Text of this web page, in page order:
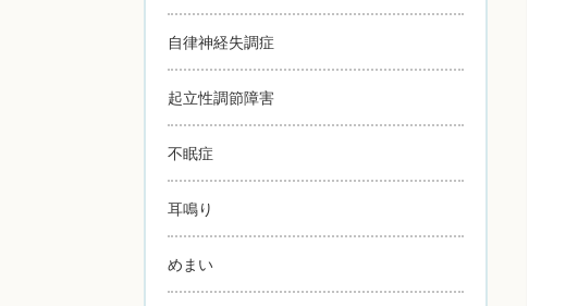
自律神経失調症
起立性調節障害
不眠症
耳鳴り
めまい